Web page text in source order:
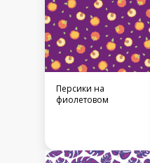
Персики на
фиолетовом